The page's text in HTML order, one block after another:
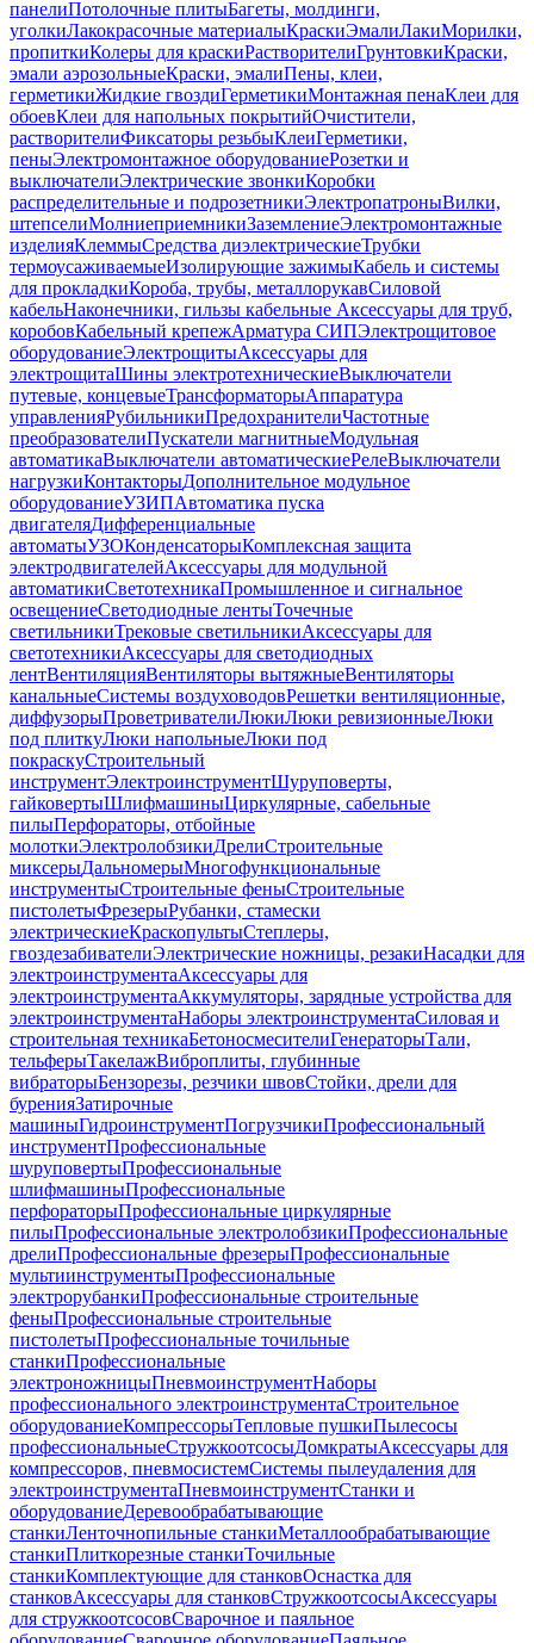
панелиПотолочные плитыБагеты, молдинги,
уголкиЛакокрасочные материалыКраскиЭмалиЛакиМорилки,
пропиткиКолеры для краскиРастворителиГрунтовкиКраски,
эмали аэрозольныеКраски, эмалиПены, клеи,
герметикиЖидкие гвоздиГерметикиМонтажная пенаКлеи для
обоевКлеи для напольных покрытийОчистители,
растворителиФиксаторы резьбыКлеиГерметики,
пеныЭлектромонтажное оборудованиеРозетки и
выключателиЭлектрические звонкиКоробки
распределительные и подрозетникиЭлектропатроныВилки,
штепселиМолниеприемникиЗаземлениеЭлектромонтажные
изделияКлеммыСредства диэлектрическиеТрубки
термоусаживаемыеИзолирующие зажимыКабель и системы
для прокладкиКороба, трубы, металлорукавСиловой
кабельНаконечники, гильзы кабельные Аксессуары для труб,
коробовКабельный крепежАрматура СИПЭлектрощитовое
оборудованиеЭлектрощитыАксессуары для
электрощитаШины электротехническиеВыключатели
путевые, концевыеТрансформаторыАппаратура
управленияРубильникиПредохранителиЧастотные
преобразователиПускатели магнитныеМодульная
автоматикаВыключатели автоматическиеРелеВыключатели
нагрузкиКонтакторыДополнительное модульное
оборудованиеУЗИПАвтоматика пуска
двигателяДифференциальные
автоматыУЗОКонденсаторыКомплексная защита
электродвигателейАксессуары для модульной
автоматикиСветотехникаПромышленное и сигнальное
освещениеСветодиодные лентыТочечные
светильникиТрековые светильникиАксессуары для
светотехникиАксессуары для светодиодных
лентВентиляцияВентиляторы вытяжныеВентиляторы
канальныеСистемы воздуховодовРешетки вентиляционные,
диффузорыПроветривателиЛюкиЛюки ревизионныеЛюки
под плиткуЛюки напольныеЛюки под
покраскуСтроительный
инструментЭлектроинструментШуруповерты,
гайковертыШлифмашиныЦиркулярные, сабельные
пилыПерфораторы, отбойные
молоткиЭлектролобзикиДрелиСтроительные
миксерыДальномерыМногофункциональные
инструментыСтроительные феныСтроительные
пистолетыФрезерыРубанки, стамески
электрическиеКраскопультыСтеплеры,
гвоздезабивателиЭлектрические ножницы, резакиНасадки для
электроинструментаАксессуары для
электроинструментаАккумуляторы, зарядные устройства для
электроинструментаНаборы электроинструментаСиловая и
строительная техникаБетоносмесителиГенераторыТали,
тельферыТакелажВиброплиты, глубинные
вибраторыБензорезы, резчики швовСтойки, дрели для
буренияЗатирочные
машиныГидроинструментПогрузчикиПрофессиональный
инструментПрофессиональные
шуруповертыПрофессиональные
шлифмашиныПрофессиональные
перфораторыПрофессиональные циркулярные
пилыПрофессиональные электролобзикиПрофессиональные
дрелиПрофессиональные фрезерыПрофессиональные
мультиинструментыПрофессиональные
электрорубанкиПрофессиональные строительные
феныПрофессиональные строительные
пистолетыПрофессиональные точильные
станкиПрофессиональные
электроножницыПневмоинструментНаборы
профессионального электроинструментаСтроительное
оборудованиеКомпрессорыТепловые пушкиПылесосы
профессиональныеСтружкоотсосыДомкратыАксессуары для
компрессоров, пневмосистемСистемы пылеудаления для
электроинструментаПневмоинструментСтанки и
оборудованиеДеревообрабатывающие
станкиЛенточнопильные станкиМеталлообрабатывающие
станкиПлиткорезные станкиТочильные
станкиКомплектующие для станковОснастка для
станковАксессуары для станковСтружкоотсосыАксессуары
для стружкоотсосовСварочное и паяльное